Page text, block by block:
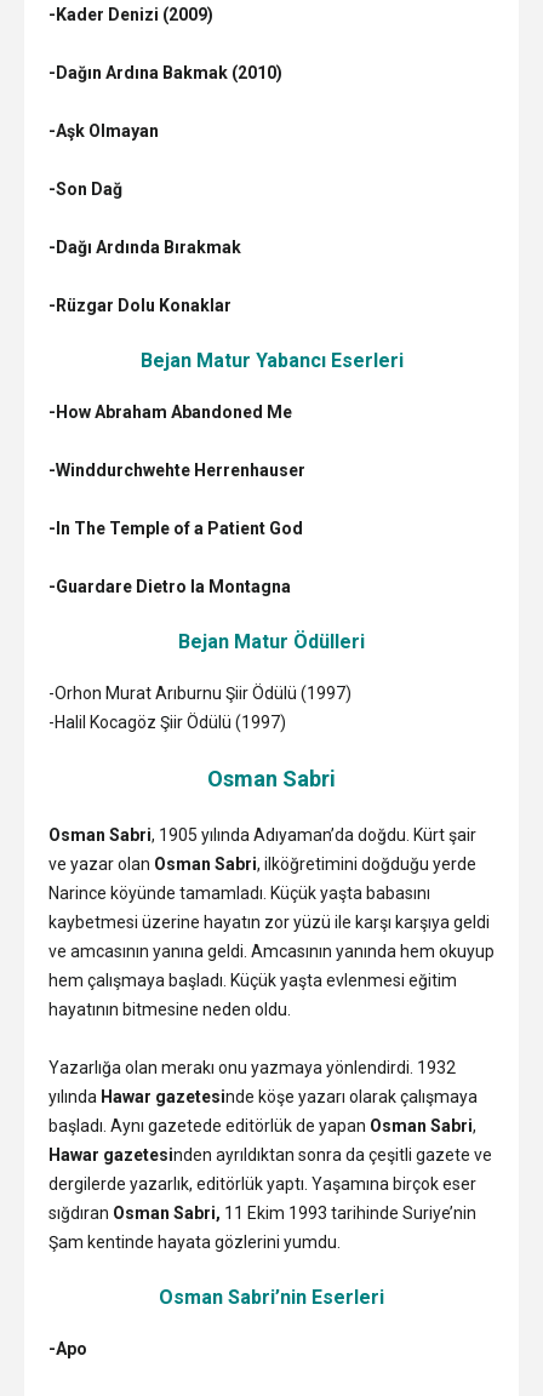
-Kader Denizi (2009)
-Dağın Ardına Bakmak (2010)
-Aşk Olmayan
-Son Dağ
-Dağı Ardında Bırakmak
-Rüzgar Dolu Konaklar
Bejan Matur Yabancı Eserleri
-How Abraham Abandoned Me
-Winddurchwehte Herrenhauser
-In The Temple of a Patient God
-Guardare Dietro la Montagna
Bejan Matur Ödülleri
-Orhon Murat Arıburnu Şiir Ödülü (1997)
-Halil Kocagöz Şiir Ödülü (1997)
Osman Sabri
Osman Sabri, 1905 yılında Adıyaman’da doğdu. Kürt şair
ve yazar olan Osman Sabri, ilköğretimini doğduğu yerde
Narince köyünde tamamladı. Küçük yaşta babasını
kaybetmesi üzerine hayatın zor yüzü ile karşı karşıya geldi
ve amcasının yanına geldi. Amcasının yanında hem okuyup
hem çalışmaya başladı. Küçük yaşta evlenmesi eğitim
hayatının bitmesine neden oldu.
Yazarlığa olan merakı onu yazmaya yönlendirdi. 1932
yılında Hawar gazetesinde köşe yazarı olarak çalışmaya
başladı. Aynı gazetede editörlük de yapan Osman Sabri,
Hawar gazetesinden ayrıldıktan sonra da çeşitli gazete ve
dergilerde yazarlık, editörlük yaptı. Yaşamına birçok eser
sığdıran Osman Sabri, 11 Ekim 1993 tarihinde Suriye’nin
Şam kentinde hayata gözlerini yumdu.
Osman Sabri’nin Eserleri
-Apo